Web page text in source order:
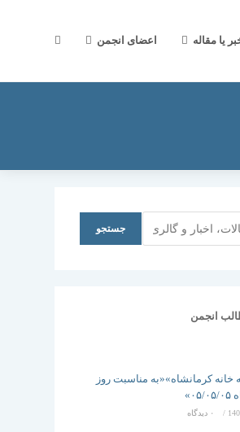
یا مقاله اعضای انجمن جستجوی
جستجو
انجمن
خانه کرمانشاه»«به مناسبت روز
/ ۰ دیدگاه